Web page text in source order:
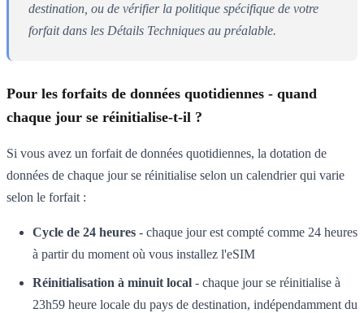
destination, ou de vérifier la politique spécifique de votre
forfait dans les Détails Techniques au préalable.
Pour les forfaits de données quotidiennes - quand
chaque jour se réinitialise-t-il ?
Si vous avez un forfait de données quotidiennes, la dotation de
données de chaque jour se réinitialise selon un calendrier qui varie
selon le forfait :
Cycle de 24 heures - chaque jour est compté comme 24 heures
à partir du moment où vous installez l'eSIM
Réinitialisation à minuit local - chaque jour se réinitialise à
23h59 heure locale du pays de destination, indépendamment du